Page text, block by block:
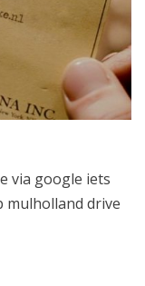
via google iets
mulholland drive